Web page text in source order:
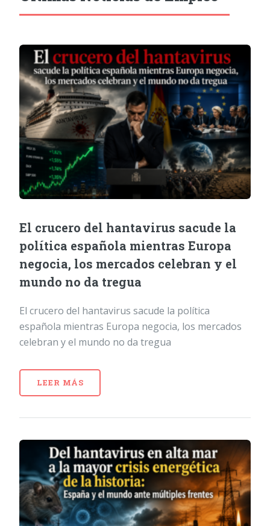
El crucero del hantavirus sacude la
política española mientras Europa
negocia, los mercados celebran y el
mundo no da tregua
El crucero del hantavirus sacude la política
española mientras Europa negocia, los mercados
celebran y el mundo no da tregua
LEER MÁS